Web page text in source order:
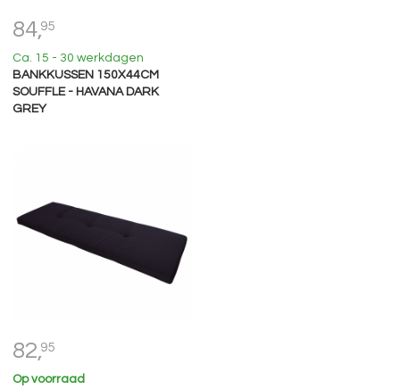
84,95
Ca. 15 - 30 werkdagen
BANKKUSSEN 150X44CM
SOUFFLE - HAVANA DARK
GREY
82,95
Op voorraad